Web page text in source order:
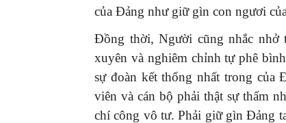
của Đảng như giữ gìn con ngươi
Đồng thời, Người cũng nhắc nhở
xuyên và nghiêm chỉnh tự phê
sự đoàn kết thống nhất trong của
viên và cán bộ phải thật sự thấm
chí công vô tư. Phải giữ gìn Đảng